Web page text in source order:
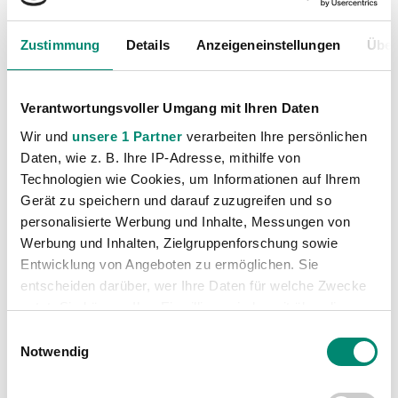
Zustimmung Details Anzeigeneinstellungen
Verantwortungsvoller Umgang mit Ihren Daten
Wir und unsere 1 Partner verarbeiten Ihre persönlichen
Daten, wie z. B. Ihre IP-Adresse, mithilfe von
Technologien wie Cookies, um Informationen auf Ihrem
Gerät zu speichern und darauf zuzugreifen und so
personalisierte Werbung und Inhalte, Messungen von
Werbung und Inhalten, Zielgruppenforschung sowie
Entwicklung von Angeboten zu ermöglichen. Sie
entscheiden darüber, wer Ihre Daten für welche Zwecke
nutzt. Sie können Ihre Einwilligung jederzeit über die
Trigger Symbol ändern oder widerrufen
Erfahren Sie mehr darüber, wie Ihre persönlichen Daten
Notwendig
sonst wäre es wahrscheinlich unentschieden
SV Scholz Grödig SPIELDATEN
SV Josko Ried
6
Torschüsse
53%
Ballbesitz
47%
48%
Zweikämpfe 52%
79% Pässe
71%